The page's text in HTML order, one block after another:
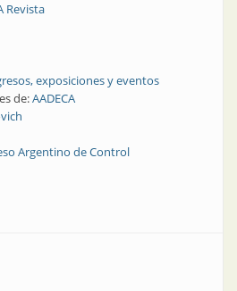
Revista
exposiciones y eventos
de:AADECA
Argentino de Control
de control automático